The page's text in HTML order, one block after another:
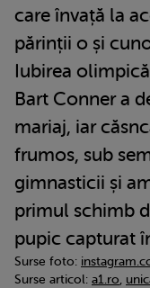
care învață la
părinții o și
Iubirea
Bart Conner a
mariaj, iar
frumos, sub
gimnasticii și
primul schimb
pupic capturat
Surse foto:
Surse articol: a1.ro,